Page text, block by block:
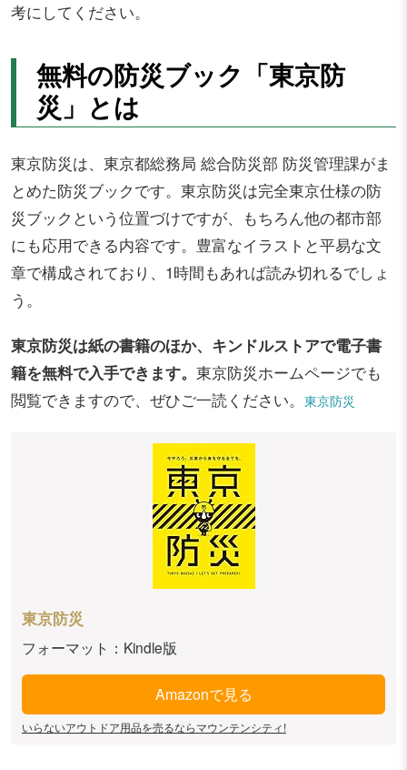
考にしてください。
無料の防災ブック「東京防
災」とは
東京防災は、東京都総務局 総合防災部 防災管理課がま
とめた防災ブックです。東京防災は完全東京仕様の防
災ブックという位置づけですが、もちろん他の都市部
にも応用できる内容です。豊富なイラストと平易な文
章で構成されており、1時間もあれば読み切れるでしょ
う。
東京防災は紙の書籍のほか、キンドルストアで電子書
籍を無料で入手できます。 東京防災ホームページでも
閲覧できますので、ぜひご一読ください。 東京防災
東京防災
フォーマット：Kindle版
Amazonで見る
いらないアウトドア用品を売るならマウンテンシティ!